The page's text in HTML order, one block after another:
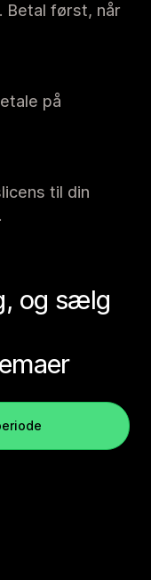
Betal først, når
på
til din
og sælg